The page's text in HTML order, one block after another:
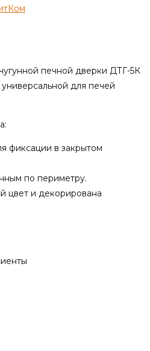
печной дверки ДТГ-5К
для печей
фиксации в закрытом
по периметру.
цвет и декорирована